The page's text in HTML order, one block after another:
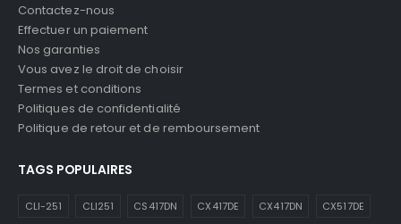
Contactez-nous
Effectuer un paiement
Nos garanties
Vous avez le droit de choisir
Termes et conditions
Politiques de confidentialité
Politique de retour et de remboursement
TAGS POPULAIRES
CLI-251 CLI251 CS417DN CX417DE CX417DN CX517DE